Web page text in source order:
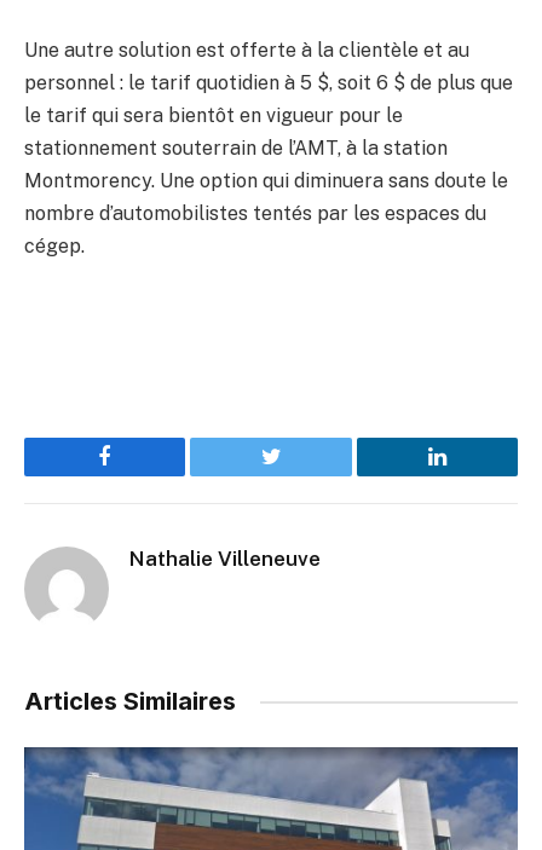
Une autre solution est offerte à la clientèle et au
personnel : le tarif quotidien à 5 $, soit 6 $ de plus que
le tarif qui sera bientôt en vigueur pour le
stationnement souterrain de l’AMT, à la station
Montmorency. Une option qui diminuera sans doute le
nombre d’automobilistes tentés par les espaces du
cégep.
Facebook Twitter LinkedIn
Nathalie Villeneuve
Articles Similaires